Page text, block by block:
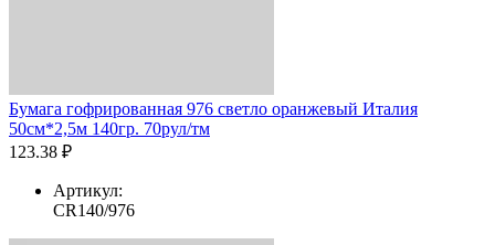
Бумага гофрированная 976 светло оранжевый Италия
50см*2,5м 140гр. 70рул/тм
123.38 ₽
Артикул:
CR140/976